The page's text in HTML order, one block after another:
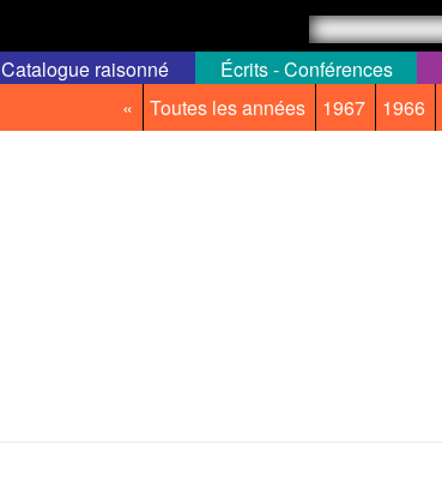
« Toutes les années 1967 1966
Catalogue raisonné Écrits - Conférences